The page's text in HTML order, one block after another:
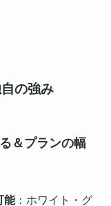
の強み
＆プランの幅
能：ホワイト・グ